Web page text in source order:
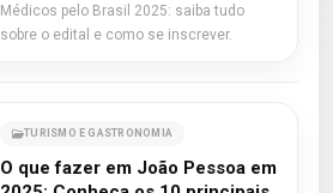
Médicos pelo Brasil 2025: saiba tudo
sobre o edital e como se inscrever.
TURISMO E GASTRONOMIA
O que fazer em João Pessoa em